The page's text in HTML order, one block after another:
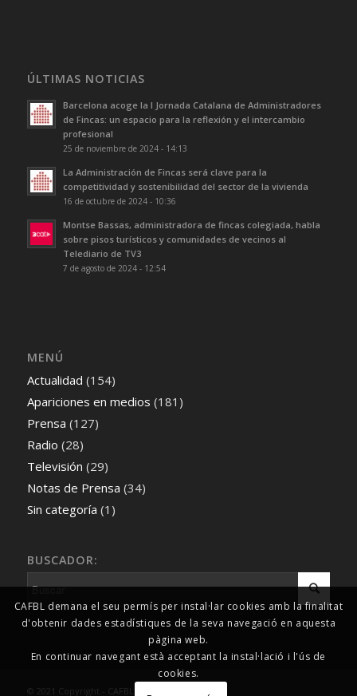
ÚLTIMAS NOTICIAS
Barcelona acoge la I Jornada Catalana de Administradores
de Fincas: un espacio para la reflexión y el intercambio
profesional
25 de noviembre de 2024 - 14:13
La Administración de Fincas será clave para la
competitividad y sostenibilidad del sector de la vivienda
16 de octubre de 2024 - 10:36
Montse Bassas, administradora de fincas colegiada, habla
sobre pisos turísticos y comunidades de vecinos al
Telediario de TV3
7 de agosto de 2024 - 12:54
MENÚ
Actualidad (154)
Apariciones en medios (181)
Prensa (127)
Radio (28)
Televisión (29)
Notas de Prensa (34)
Sin categoría (1)
BUSCADOR:
© 2021 Copyright - CAFBL Comunicació
CAFBL demana el seu permís per instal·lar cookies amb la finalitat
d'obtenir dades estadístiques de la seva navegació en aquesta
pàgina web.
En continuar navegant està acceptant la instal·lació i l'ús de
cookies.